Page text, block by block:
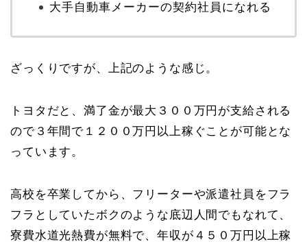
大手自動車メーカーの契約社員になれる
ざっくりですが、上記のような感じ。
トヨタだと、満了金が最大３００万円が支給される
ので３年間で１２００万円以上稼ぐことが可能とな
っています。
高校を卒業してから、フリーターや派遣社員をフラ
フラとしていたボクのような底辺人間でもなれて、
寮費水道光熱費が無料で、年収が４５０万円以上稼